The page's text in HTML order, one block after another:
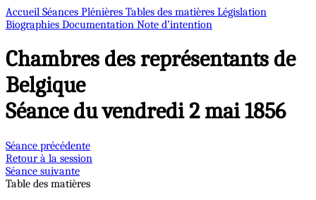
Accueil Séances Plénières Tables des matières Législation
Biographies Documentation Note d’intention
Chambres des représentants de
Belgique
Séance du vendredi 2 mai 1856
Séance précédente
Retour à la session
Séance suivante
Table des matières